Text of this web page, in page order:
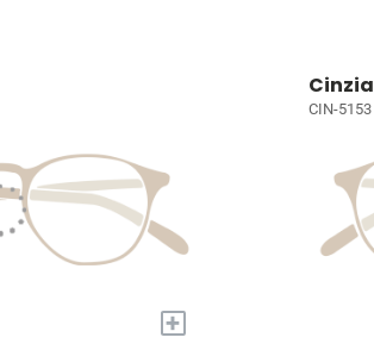
+
Cinzia
CIN-5153